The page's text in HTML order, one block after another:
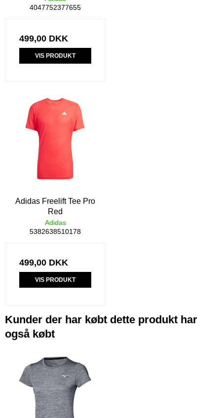
4047752377655
499,00 DKK
VIS PRODUKT
Adidas Freelift Tee Pro
Red
Adidas
5382638510178
499,00 DKK
VIS PRODUKT
Kunder der har købt dette produkt har
også købt